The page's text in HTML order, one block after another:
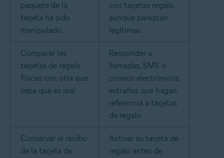
paquete de la
tarjeta ha sido
manipulado.
con tarjetas regalo,
aunque parezcan
legítimas.
Comparar las
tarjetas de regalo
físicas con otra que
sepa que es real.
Responder a
llamadas, SMS o
correos electrónicos
extraños que hagan
referencia a tarjetas
de regalo.
Conservar el recibo
de la tarjeta de
Activar su tarjeta de
regalo antes de